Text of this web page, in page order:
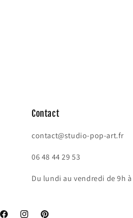
Contact
contact@studio-pop-art.fr
06 48 44 29 53
Du lundi au vendredi de 9h